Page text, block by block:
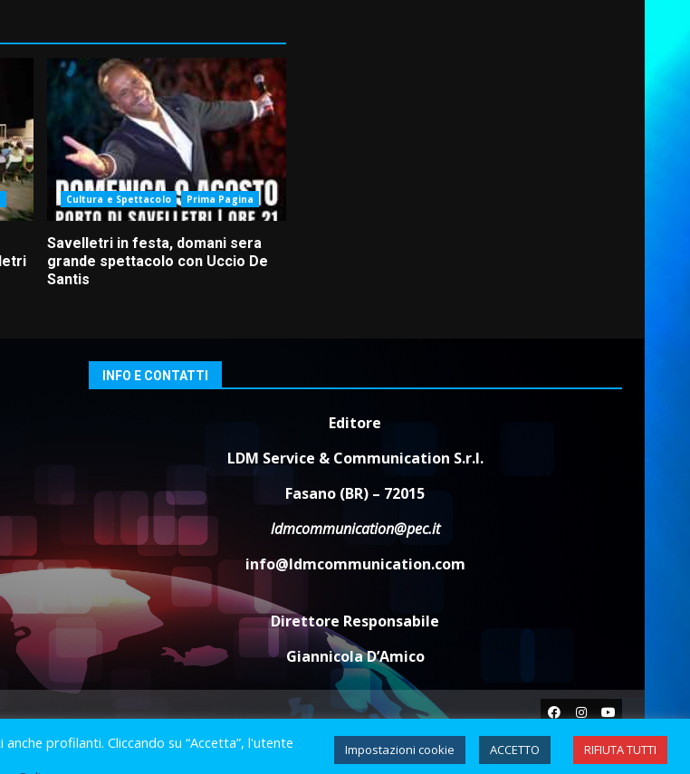
Cultura e Spettacolo Prima Pagina
Savelletri in festa, domani sera
grande spettacolo con Uccio De
Santis
INFO E CONTATTI
Editore
LDM Service & Communication S.r.l.
Fasano (BR) – 72015
ldmcommunication@pec.it
info@ldmcommunication.com
Direttore Responsabile
Giannicola D’Amico
Facebook
Instagram
Youtube
Powered by LGC
profilanti. Cliccando su “Accetta”, l'utente
Impostazioni cookie ACCETTO RIFIUTA TUTTI